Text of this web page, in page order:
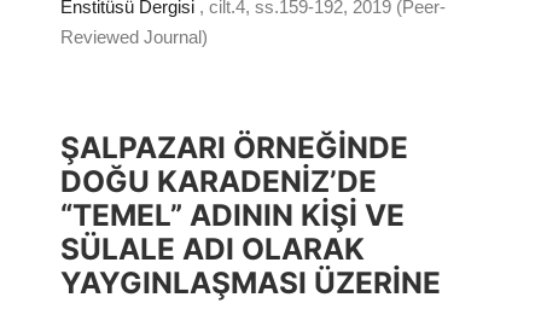
Enstitüsü Dergisi , cilt.4, ss.159-192, 2019 (Peer-
Reviewed Journal)
ŞALPAZARI ÖRNEĞİNDE
DOĞU KARADENİZ’DE
“TEMEL” ADININ KİŞİ VE
SÜLALE ADI OLARAK
YAYGINLAŞMASI ÜZERİNE